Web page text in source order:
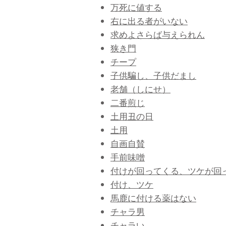
万死に値する
右に出る者がいない
求めよさらば与えられん
狭き門
チープ
子供騙し、子供だまし
老舗（しにせ）
二番煎じ
土用丑の日
土用
自画自賛
手前味噌
付けが回ってくる、ツケが回
付け、ツケ
馬鹿に付ける薬はない
チャラ男